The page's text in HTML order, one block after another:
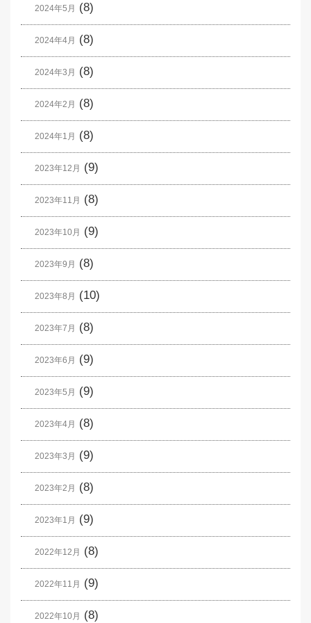
2024年5月 (8)
2024年4月 (8)
2024年3月 (8)
2024年2月 (8)
2024年1月 (8)
2023年12月 (9)
2023年11月 (8)
2023年10月 (9)
2023年9月 (8)
2023年8月 (10)
2023年7月 (8)
2023年6月 (9)
2023年5月 (9)
2023年4月 (8)
2023年3月 (9)
2023年2月 (8)
2023年1月 (9)
2022年12月 (8)
2022年11月 (9)
2022年10月 (8)